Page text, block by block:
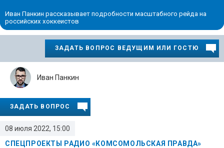
Иван Панкин рассказывает подробности масштабного рейда на
российских хоккеистов
ЗАДАТЬ ВОПРОС ВЕДУЩИМ ИЛИ ГОСТЮ
08 июля 2022, 15:00
СПЕЦПРОЕКТЫ РАДИО «КОМСОМОЛЬСКАЯ ПРАВДА»
Иван Панкин
ЗАДАТЬ ВОПРОС